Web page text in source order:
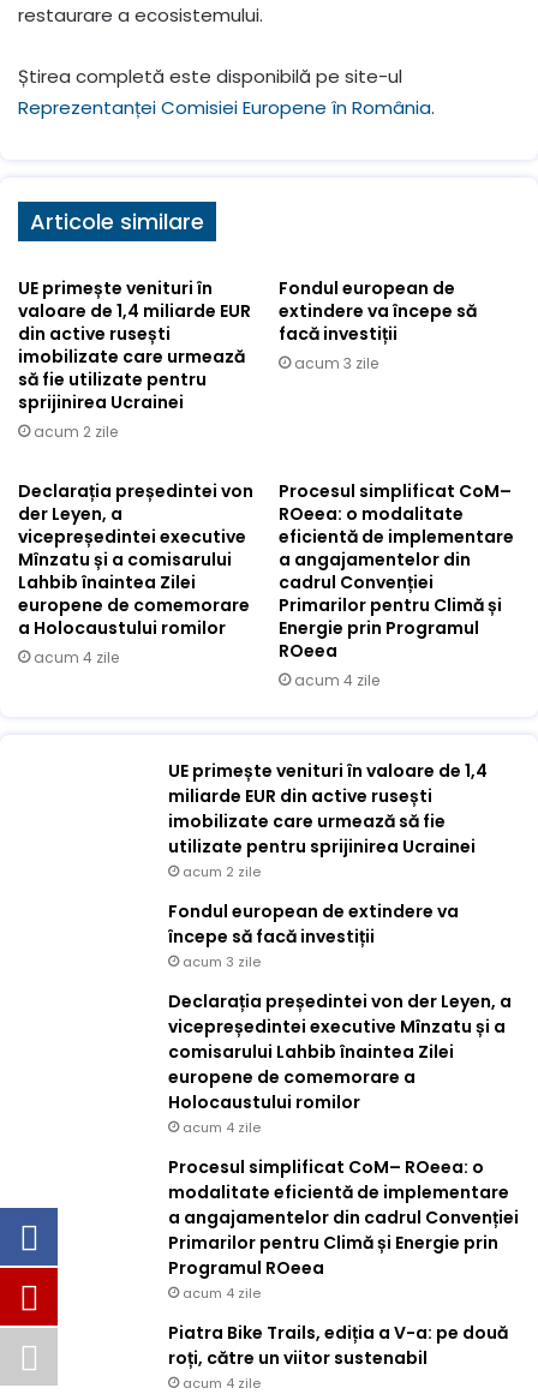
restaurare a ecosistemului.
Știrea completă este disponibilă pe site-ul
Reprezentanței Comisiei Europene în România.
Articole similare
UE primește venituri în
valoare de 1,4 miliarde EUR
din active rusești
imobilizate care urmează
să fie utilizate pentru
sprijinirea Ucrainei
acum 2 zile
Fondul european de
extindere va începe să
facă investiții
acum 3 zile
Declarația președintei von
der Leyen, a
vicepreședintei executive
Mînzatu și a comisarului
Lahbib înaintea Zilei
europene de comemorare
a Holocaustului romilor
acum 4 zile
Procesul simplificat CoM–
ROeea: o modalitate
eficientă de implementare
a angajamentelor din
cadrul Convenției
Primarilor pentru Climă și
Energie prin Programul
ROeea
acum 4 zile
UE primește venituri în valoare de 1,4
miliarde EUR din active rusești
imobilizate care urmează să fie
utilizate pentru sprijinirea Ucrainei
acum 2 zile
Fondul european de extindere va
începe să facă investiții
acum 3 zile
Declarația președintei von der Leyen, a
vicepreședintei executive Mînzatu și a
comisarului Lahbib înaintea Zilei
europene de comemorare a
Holocaustului romilor
acum 4 zile
Procesul simplificat CoM– ROeea: o
modalitate eficientă de implementare
a angajamentelor din cadrul Convenției
Primarilor pentru Climă și Energie prin
Programul ROeea
acum 4 zile
Piatra Bike Trails, ediția a V-a: pe două
roți, către un viitor sustenabil
acum 4 zile